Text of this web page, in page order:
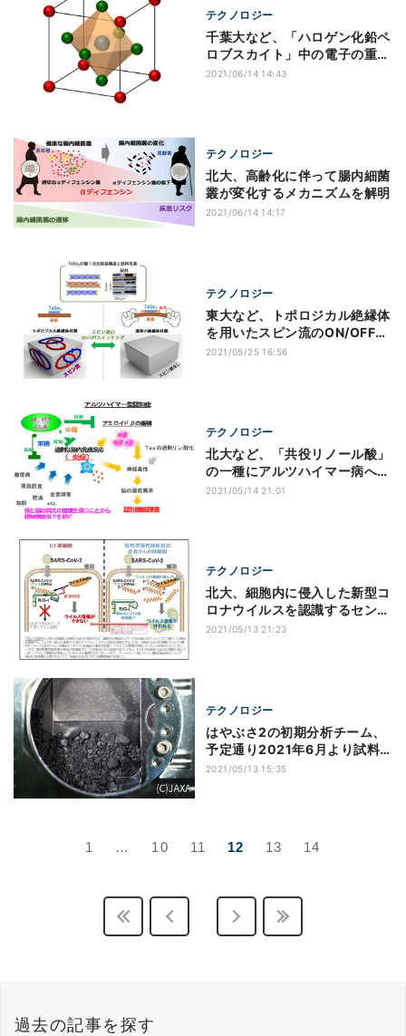
テクノロジー
千葉大など、「ハロゲン化鉛ペ
ロブスカイト」中の電子の重さ
の測定に成功
2021/06/14 14:43
テクノロジー
北大、高齢化に伴って腸内細菌
叢が変化するメカニズムを解明
2021/06/14 14:17
テクノロジー
東大など、トポロジカル絶縁体
を用いたスピン流のON/OFF制
御の仕組みを開発
2021/05/25 16:56
テクノロジー
北大など、「共役リノール酸」
の一種にアルツハイマー病への
有効性を確認
2021/05/14 21:01
テクノロジー
北大、細胞内に侵入した新型コ
ロナウイルスを認識するセンサ
ー遺伝子を発見
2021/05/13 21:23
テクノロジー
はやぶさ2の初期分析チーム、
予定通り2021年6月より試料
の分析を開始
2021/05/13 15:35
1 … 10 11 12 13 14
過去の記事を探す